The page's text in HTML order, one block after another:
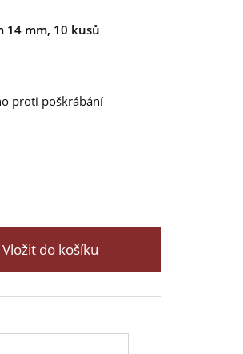
14 mm, 10 kusů
proti poškrábání
Vložit do košíku